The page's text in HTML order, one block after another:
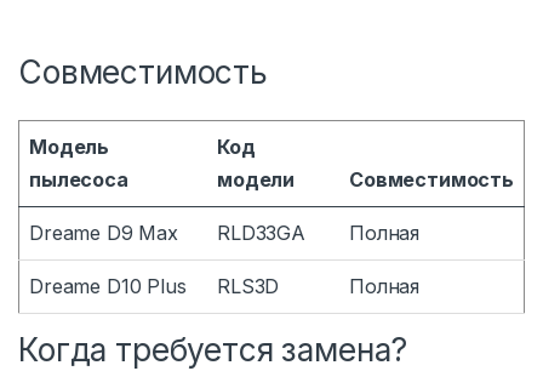
Совместимость
Модель
пылесоса
Код
модели
Совместимость
Dreame D9 Max RLD33GA Полная
Dreame D10 Plus RLS3D Полная
Когда требуется замена?